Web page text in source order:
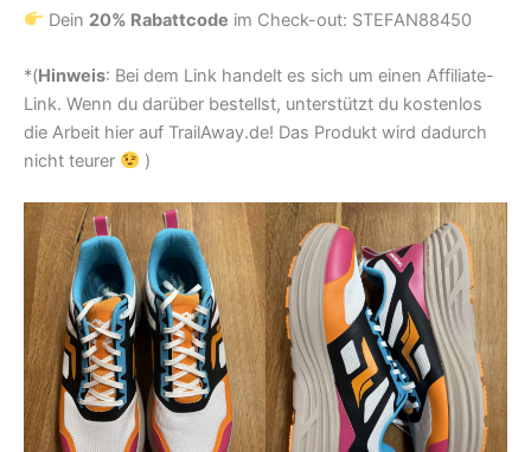
Dein 20% Rabattcode im Check-out: STEFAN88450
*(Hinweis: Bei dem Link handelt es sich um einen Affiliate-
Link. Wenn du darüber bestellst, unterstützt du kostenlos
die Arbeit hier auf TrailAway.de! Das Produkt wird dadurch
nicht teurer
)